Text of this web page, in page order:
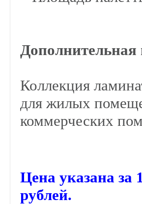
Коллекция
для жилых
коммерческих
Цена указана за
рублей.